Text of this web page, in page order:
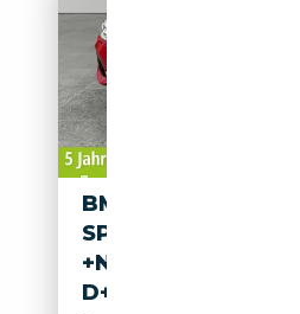
BMW 116 I
SPORT
D+